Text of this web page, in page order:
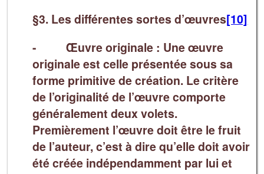
§3. Les différentes sortes d’œuvres[10]
- Œuvre originale : Une œuvre
originale est celle présentée sous sa
forme primitive de création. Le critère
de l’originalité de l’œuvre comporte
généralement deux volets.
Premièrement l’œuvre doit être le fruit
de l’auteur, c’est à dire qu’elle doit avoir
été créée indépendamment par lui et